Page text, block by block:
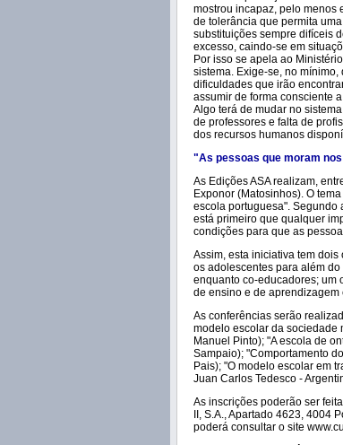
mostrou incapaz, pelo menos
de tolerância que permita
substituições sempre difíceis
excesso, caindo-se em
Por isso se apela ao
sistema. Exige-se, no
dificuldades que irão
assumir de forma consciente
Algo terá de mudar no
de professores e falta de
dos recursos humanos
"As pessoas que moram
As Edições ASA realizam,
Exponor (Matosinhos). O
escola portuguesa". Segundo
está primeiro que qualquer
condições para que as
Assim, esta iniciativa tem
os adolescentes para além
enquanto co-educadores; um
de ensino e de
As conferências serão
modelo escolar da sociedade
Manuel Pinto); "A escola de
Sampaio); "Comportamento
Pais); "O modelo escolar em
Juan Carlos Tedesco -
As inscrições poderão ser
II, S.A., Apartado 4623,
poderá consultar o site